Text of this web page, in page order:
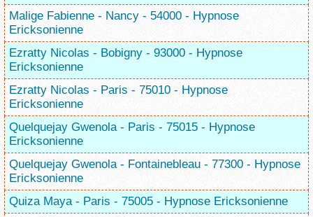
Malige Fabienne - Nancy - 54000 - Hypnose
Ericksonienne
Ezratty Nicolas - Bobigny - 93000 - Hypnose
Ericksonienne
Ezratty Nicolas - Paris - 75010 - Hypnose
Ericksonienne
Quelquejay Gwenola - Paris - 75015 - Hypnose
Ericksonienne
Quelquejay Gwenola - Fontainebleau - 77300 - Hypnose
Ericksonienne
Quiza Maya - Paris - 75005 - Hypnose Ericksonienne